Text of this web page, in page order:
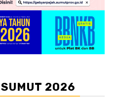
2026